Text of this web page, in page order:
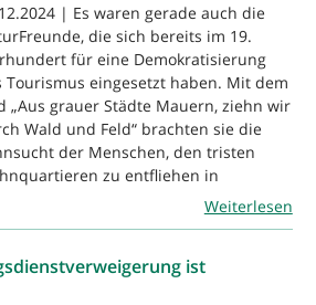
| Es waren gerade auch die
die sich bereits im 19.
für eine Demokratisierung
Tourismus eingesetzt haben. Mit dem
„Aus grauer Städte Mauern, ziehn wir
Wald und Feld“ brachten sie die
der Menschen, den tristen
zu entfliehen in
Weiterlesen
ist